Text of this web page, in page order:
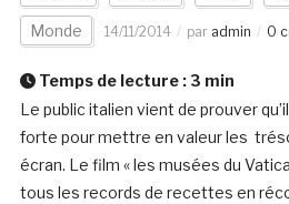
Monde 14/11/2014 par admin 0
Temps de lecture : 3 min
Le public italien vient de prouver
forte pour mettre en valeur les
écran. Le film « les musées du
tous les records de recettes en